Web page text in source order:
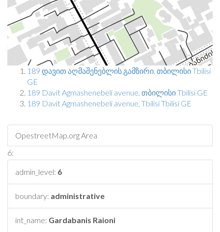
189 დავით აღმაშენებლის გამზირი, თბილისი Tbilisi
GE
189 Davit Agmashenebeli avenue, თბილისი Tbilisi GE
189 Davit Agmashenebeli avenue, Tbilisi Tbilisi GE
OpestreetMap.org Area
6:
admin_level: 6
boundary: administrative
int_name: Gardabanis Raioni